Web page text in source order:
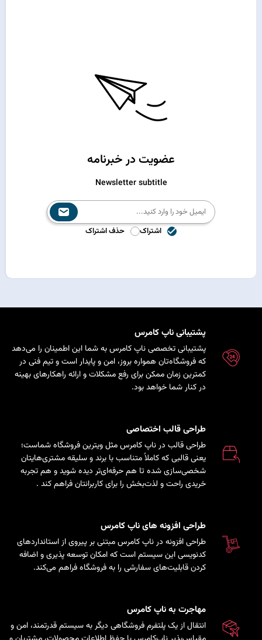
عضویت در خبرنامه
Newsletter subtitle
اشتراک حذف اشتراک
پشتیبانی ناپ کامرس
پشتیبانی تخصصی ناپ کامرس به شما این اطمینان را می‌دهد
که فروشگاه‌تان همواره بروز، امن و پایدار است و تیم فنی در
کمترین زمان ممکن برای رفع مشکلات و ارائه راهکارهای بهینه
در کنار شما خواهد بود.
طراحی قالب اختصاصی
طراحی قالب در ناپ کامرس مثل ویترین فروشگاه شماست؛
یعنی قالبی که کاملاً متناسب با برند و سلیقه مشتری‌هایتان
شخصی‌سازی شده تا هم حرفه‌ای‌تر دیده شوید و هم تجربه
خریدی راحت و لذت‌بخش را برای کاربرانتان فراهم کند .
طراحی افزونه های ناپ کامرس
طراحی افزونه در ناپ کامرس مبتنی بر پیروی از استانداردهای
کدنویسی این سیستم است که امکان توسعه پذیری و اضافه
کردن قابلیت‌های سفارشی را به فروشگاه فراهم می‌کند.
مهاجرت به ناپ کامرس
انتقال از یک پلتفرم فروشگاهی دیگر به سیستم قدرتمند، امن و